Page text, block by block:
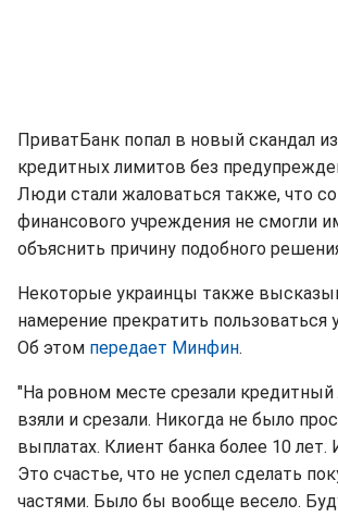
ПриватБанк попал в новый скандал
кредитных лимитов без
Люди стали жаловаться также, что
финансового учреждения не смогли
объяснить причину подобного
Некоторые украинцы также
намерение прекратить пользоваться
Об этом передает Минфин.
"На ровном месте срезали
взяли и срезали. Никогда не было
выплатах. Клиент банка более 10 лет.
Это счастье, что не успел сделать
частями. Было бы вообще весело.